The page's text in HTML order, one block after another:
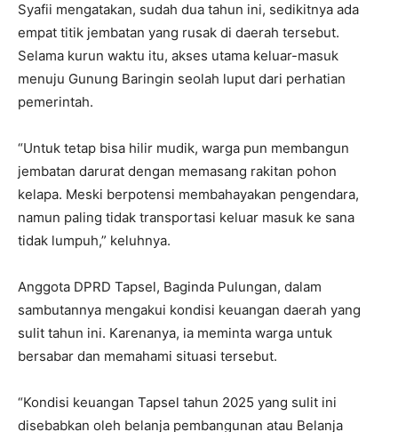
Syafii mengatakan, sudah dua tahun ini, sedikitnya ada
empat titik jembatan yang rusak di daerah tersebut.
Selama kurun waktu itu, akses utama keluar-masuk
menuju Gunung Baringin seolah luput dari perhatian
pemerintah.
“Untuk tetap bisa hilir mudik, warga pun membangun
jembatan darurat dengan memasang rakitan pohon
kelapa. Meski berpotensi membahayakan pengendara,
namun paling tidak transportasi keluar masuk ke sana
tidak lumpuh,” keluhnya.
Anggota DPRD Tapsel, Baginda Pulungan, dalam
sambutannya mengakui kondisi keuangan daerah yang
sulit tahun ini. Karenanya, ia meminta warga untuk
bersabar dan memahami situasi tersebut.
“Kondisi keuangan Tapsel tahun 2025 yang sulit ini
disebabkan oleh belanja pembangunan atau Belanja